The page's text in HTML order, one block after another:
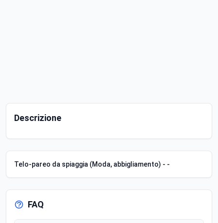
Descrizione
Telo-pareo da spiaggia (Moda, abbigliamento) - -
FAQ